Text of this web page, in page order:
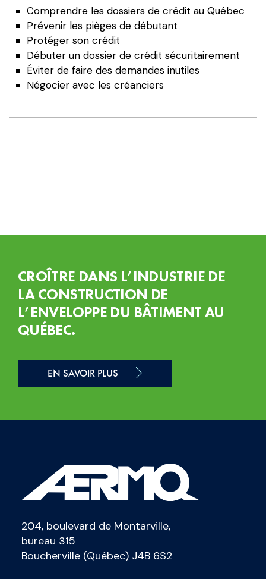
de
5)
-
Les
cartes
et
Comprendre les dossiers de crédit au Québec
Prévenir les pièges de débutant
Protéger son crédit
Débuter un dossier de crédit sécuritairement
Éviter de faire des demandes inutiles
Négocier avec les créanciers
CROÎTRE DANS L’INDUSTRIE DE
LA CONSTRUCTION DE
L’ENVELOPPE DU BÂTIMENT AU
QUÉBEC.
EN SAVOIR PLUS
204, boulevard de Montarville,
bureau 315
Boucherville (Québec) J4B 6S2